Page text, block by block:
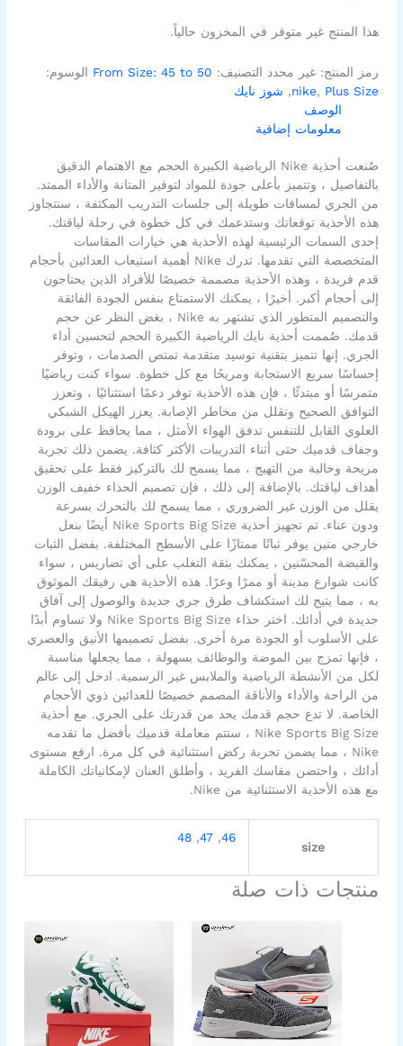
هذا المنتج غير متوفر في المخزون حالياً.
رمز المنتج:غير محدد التصنيف: From Size: 45 to 50 الوسوم:
nike, Plus Size
, شوز نايك
الوصف
معلومات إضافية
صُنعت أحذية Nike الرياضية الكبيرة الحجم مع الاهتمام الدقيق
بالتفاصيل ، وتتميز بأعلى جودة للمواد لتوفير المتانة والأداء الممتد.
من الجري لمسافات طويلة إلى جلسات التدريب المكثفة ، ستتجاوز
هذه الأحذية توقعاتك وستدعمك في كل خطوة في رحلة لياقتك.
إحدى السمات الرئيسية لهذه الأحذية هي خيارات المقاسات
المتخصصة التي تقدمها. تدرك Nike أهمية استيعاب العدائين بأحجام
قدم فريدة ، وهذه الأحذية مصممة خصيصًا للأفراد الذين يحتاجون
إلى أحجام أكبر. أخيرًا ، يمكنك الاستمتاع بنفس الجودة الفائقة
والتصميم المتطور الذي تشتهر به Nike ، بغض النظر عن حجم
قدمك. صُممت أحذية نايك الرياضية الكبيرة الحجم لتحسين أداء
الجري. إنها تتميز بتقنية توسيد متقدمة تمتص الصدمات ، وتوفر
إحساسًا سريع الاستجابة ومريحًا مع كل خطوة. سواء كنت رياضيًا
متمرسًا أو مبتدئًا ، فإن هذه الأحذية توفر دعمًا استثنائيًا ، وتعزز
التوافق الصحيح وتقلل من مخاطر الإصابة. يعزز الهيكل الشبكي
العلوي القابل للتنفس تدفق الهواء الأمثل ، مما يحافظ على برودة
وجفاف قدميك حتى أثناء التدريبات الأكثر كثافة. يضمن ذلك تجربة
مريحة وخالية من التهيج ، مما يسمح لك بالتركيز فقط على تحقيق
أهداف لياقتك. بالإضافة إلى ذلك ، فإن تصميم الحذاء خفيف الوزن
يقلل من الوزن غير الضروري ، مما يسمح لك بالتحرك بسرعة
ودون عناء. تم تجهيز أحذية Nike Sports Big Size أيضًا بنعل
خارجي متين يوفر ثباتًا ممتازًا على الأسطح المختلفة. بفضل الثبات
والقبضة المحسّنين ، يمكنك بثقة التغلب على أي تضاريس ، سواء
كانت شوارع مدينة أو ممرًا وعرًا. هذه الأحذية هي رفيقك الموثوق
به ، مما يتيح لك استكشاف طرق جري جديدة والوصول إلى آفاق
جديدة في أدائك. اختر حذاء Nike Sports Big Size ولا تساوم أبدًا
على الأسلوب أو الجودة مرة أخرى. بفضل تصميمها الأنيق والعصري
، فإنها تمزج بين الموضة والوظائف بسهولة ، مما يجعلها مناسبة
لكل من الأنشطة الرياضية والملابس غير الرسمية. ادخل إلى عالم
من الراحة والأداء والأناقة المصمم خصيصًا للعدائين ذوي الأحجام
الخاصة. لا تدع حجم قدمك يحد من قدرتك على الجري. مع أحذية
Nike Sports Big Size ، ستتم معاملة قدميك بأفضل ما تقدمه
Nike ، مما يضمن تجربة ركض استثنائية في كل مرة. ارفع مستوى
أدائك ، واحتضن مقاسك الفريد ، وأطلق العنان لإمكانياتك الكاملة
مع هذه الأحذية الاستثنائية من Nike.
size
46
,
47
,
48
منتجات ذات صلة
هو:
1.600,00EGP.
السعر
هو:
1.399,00EGP.
هناك
من
الأشكال
المختلفة
لهذا
المنتج.
2.500,00EGP.
الحالي
هو:
1.999,00EGP.
من
الأشكال
المختلفة
لهذا
المنتج.